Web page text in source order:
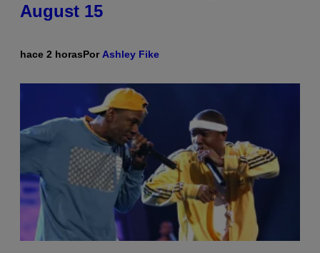
August 15
hace 2 horasPor Ashley Fike